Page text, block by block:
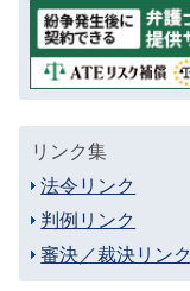
リンク集
法令リンク
判例リンク
審決／裁決リンク